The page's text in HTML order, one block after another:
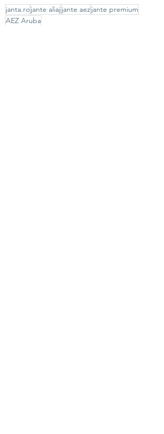
janta.rojante aliajjante aezjante premium
AEZ Aruba